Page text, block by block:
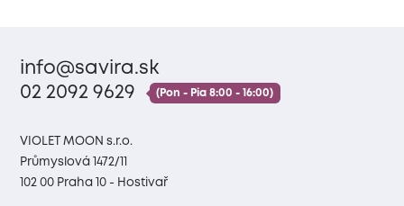
info@savira.sk
02 2092 9629
(Pon - Pia 8:00 - 16:00)
VIOLET MOON s.r.o.
Průmyslová 1472/11
102 00 Praha 10 - Hostivař